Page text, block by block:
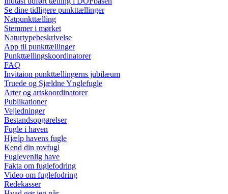
Se dine tidligere punkttællinger
Natpunkttælling
Stemmer i mørket
Naturtypebeskrivelse
App til punkttællinger
Punkttællingskoordinatorer
FAQ
Invitaion punkttællingerns jubilæum
Truede og Sjældne Ynglefugle
Arter og artskoordinatorer
Publikationer
Vejledninger
Bestandsopgørelser
Fugle i haven
Hjælp havens fugle
Kend din rovfugl
Fuglevenlig have
Fakta om fuglefodring
Video om fuglefodring
Redekasser